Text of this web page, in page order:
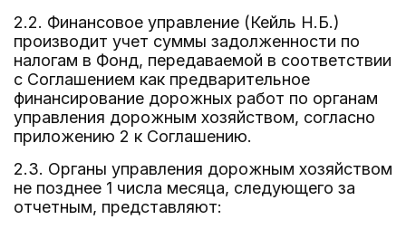
2.2. Финансовое управление (Кейль Н.Б.)
производит учет суммы задолженности по
налогам в Фонд, передаваемой в соответствии
с Соглашением как предварительное
финансирование дорожных работ по органам
управления дорожным хозяйством, согласно
приложению 2 к Соглашению.
2.3. Органы управления дорожным хозяйством
не позднее 1 числа месяца, следующего за
отчетным, представляют: